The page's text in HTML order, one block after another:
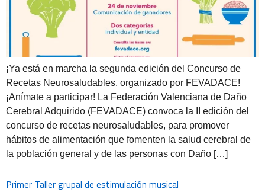
¡Ya está en marcha la segunda edición del Concurso de
Recetas Neurosaludables, organizado por FEVADACE!
¡Anímate a participar! La Federación Valenciana de Daño
Cerebral Adquirido (FEVADACE) convoca la II edición del
concurso de recetas neurosaludables, para promover
hábitos de alimentación que fomenten la salud cerebral de
la población general y de las personas con Daño […]
Primer Taller grupal de estimulación musical